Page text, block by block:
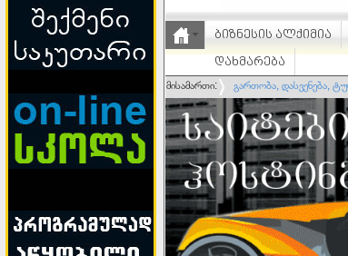
ბიზნესის ალქიმია
დახმარება
მისამართი: გართობა, დასვენება,